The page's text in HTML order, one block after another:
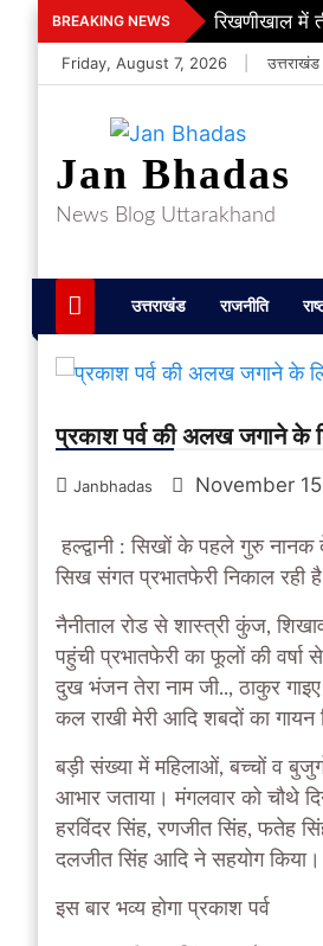
Skip
to
content
BREAKING NEWS रिखणीखाल में
Friday, August 7, 2026 उत्तराखंड
Jan Bhadas
News Blog Uttarakhand
उत्तराखंड राजनीति
प्रकाश पर्व की अलख जगाने के
Janbhadas November
हल्द्वानी : सिखों के पहले गुरु
सिख संगत प्रभातफेरी निकाल रही
नैनीताल रोड से शास्त्री कुंज,
पहुंची प्रभातफेरी का फूलों की
दुख भंजन तेरा नाम जी.., ठाकुर
कल राखी मेरी आदि शबदों का गायन
बड़ी संख्या में महिलाओं, बच्चों व
आभार जताया। मंगलवार को चौथे
हरविंदर सिंह, रणजीत सिंह, फतेह
दलजीत सिंह आदि ने सहयोग किया।
इस बार भव्य होगा प्रकाश पर्व